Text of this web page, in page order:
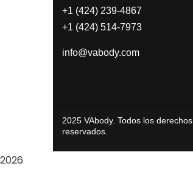
+1 (424) 239-4867
+1 (424) 514-7973
info@vabody.com
2025 VAbody. Todos los derechos
reservados.
2026